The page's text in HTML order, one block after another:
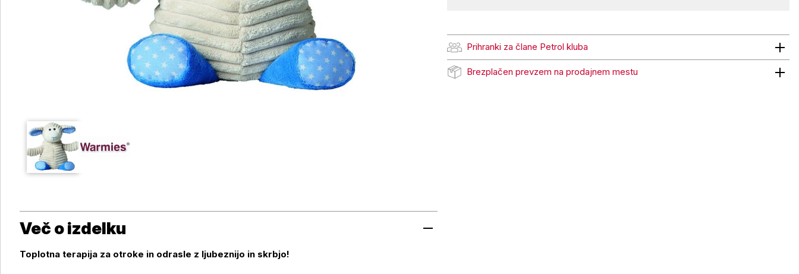
Prihranki za člane Petrol kluba
Prihranki za člane Petrol kluba
Brezplačen prevzem na prodajnem mestu
Brezplačen prevzem na prodajnem mestu
Več o izdelku
Toplotna terapija za otroke in odrasle z ljubeznijo in skrbjo!